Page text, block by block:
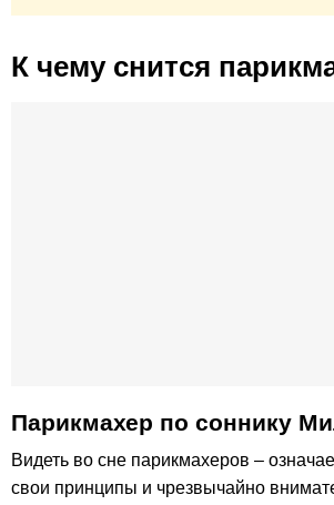
К чему снится
Парикмахер по cоннику
Видеть во сне парикмахеров –
свои принципы и чрезвычайно